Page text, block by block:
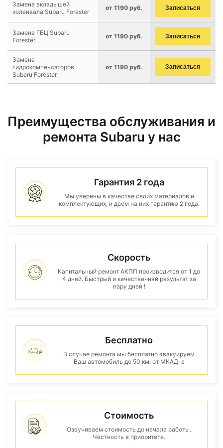
Замена вкладышей
коленвала Subaru Forester
от 1190 руб. Записаться
Замена ГБЦ Subaru
Forester
от 1190 руб. Записаться
Замена
гидрокомпенсаторов
Subaru Forester
от 1190 руб. Записаться
Преимущества обслуживания и
ремонта Subaru у нас
Гарантия 2 года
Мы уверены в качестве своих материалов и
комплектующих, и даем на них гарантию 2 года.
Скорость
Капитальный ремонт АКПП производится от 1 до
4 дней. Быстрый и качественнвй результат за
пару дней !
Бесплатно
В случае ремонта мы бесплатно эвакуируем
Ваш автомобиль до 50 км. от МКАД-а
Стоимость
Озвучиваем стоимость до начала работы.
Честность в приоритете.